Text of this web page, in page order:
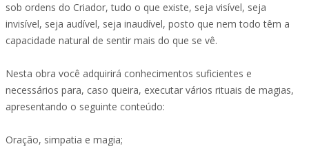
sob ordens do Criador, tudo o que existe, seja visível, seja
invisível, seja audível, seja inaudível, posto que nem todo têm a
capacidade natural de sentir mais do que se vê.
Nesta obra você adquirirá conhecimentos suficientes e
necessários para, caso queira, executar vários rituais de magias,
apresentando o seguinte conteúdo:
Oração, simpatia e magia;